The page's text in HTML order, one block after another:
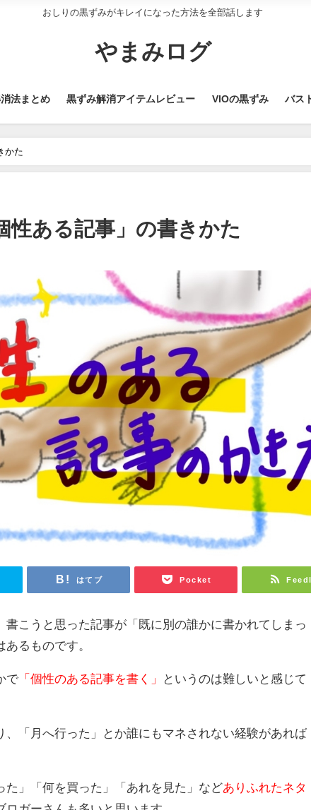
おしりの黒ずみがキレイになった方法を全部話します
やまみログ
法まとめ 黒ずみ解消アイテムレビュー VIOの黒ずみ バス
かた
性ある記事」の書きかた
はてブ Pocket
書こうと思った記事が「既に別の誰かに書かれてしまっ
るものです。
で 「個性のある記事を書く」
というのは難しいと感じて
、「月へ行った」とか誰にもマネされない経験があれば
た」「何を買った」「あれを見た」などありふれたネタ